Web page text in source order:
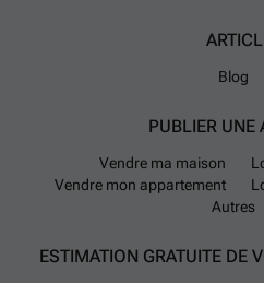
Blog
PUBLIER UNE
Vendre ma maison
Vendre mon appartement
Autres
ESTIMATION GRATUITE DE